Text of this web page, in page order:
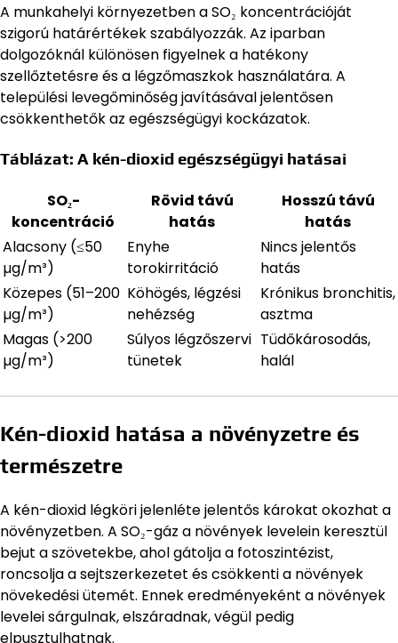
A munkahelyi környezetben a SO₂ koncentrációját
szigorú határértékek szabályozzák. Az iparban
dolgozóknál különösen figyelnek a hatékony
szellőztetésre és a légzőmaszkok használatára. A
települési levegőminőség javításával jelentősen
csökkenthetők az egészségügyi kockázatok.
Táblázat: A kén-dioxid egészségügyi hatásai
SO₂-
koncentráció
Rövid távú
hatás
Hosszú távú
hatás
Alacsony (≤50
µg/m³)
Enyhe
torokirritáció
Nincs jelentős
hatás
Közepes (51–200
µg/m³)
Köhögés, légzési
nehézség
Krónikus bronchitis,
asztma
Magas (>200
µg/m³)
Súlyos légzőszervi
tünetek
Tüdőkárosodás,
halál
Kén-dioxid hatása a növényzetre és
természetre
A kén-dioxid légköri jelenléte jelentős károkat okozhat a
növényzetben. A SO₂-gáz a növények levelein keresztül
bejut a szövetekbe, ahol gátolja a fotoszintézist,
roncsolja a sejtszerkezetet és csökkenti a növények
növekedési ütemét. Ennek eredményeként a növények
levelei sárgulnak, elszáradnak, végül pedig
elpusztulhatnak.